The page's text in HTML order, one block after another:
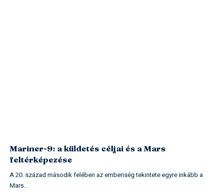
Mariner-9: a küldetés céljai és a Mars
feltérképezése
A 20. század második felében az emberiség tekintete egyre inkább a
Mars…